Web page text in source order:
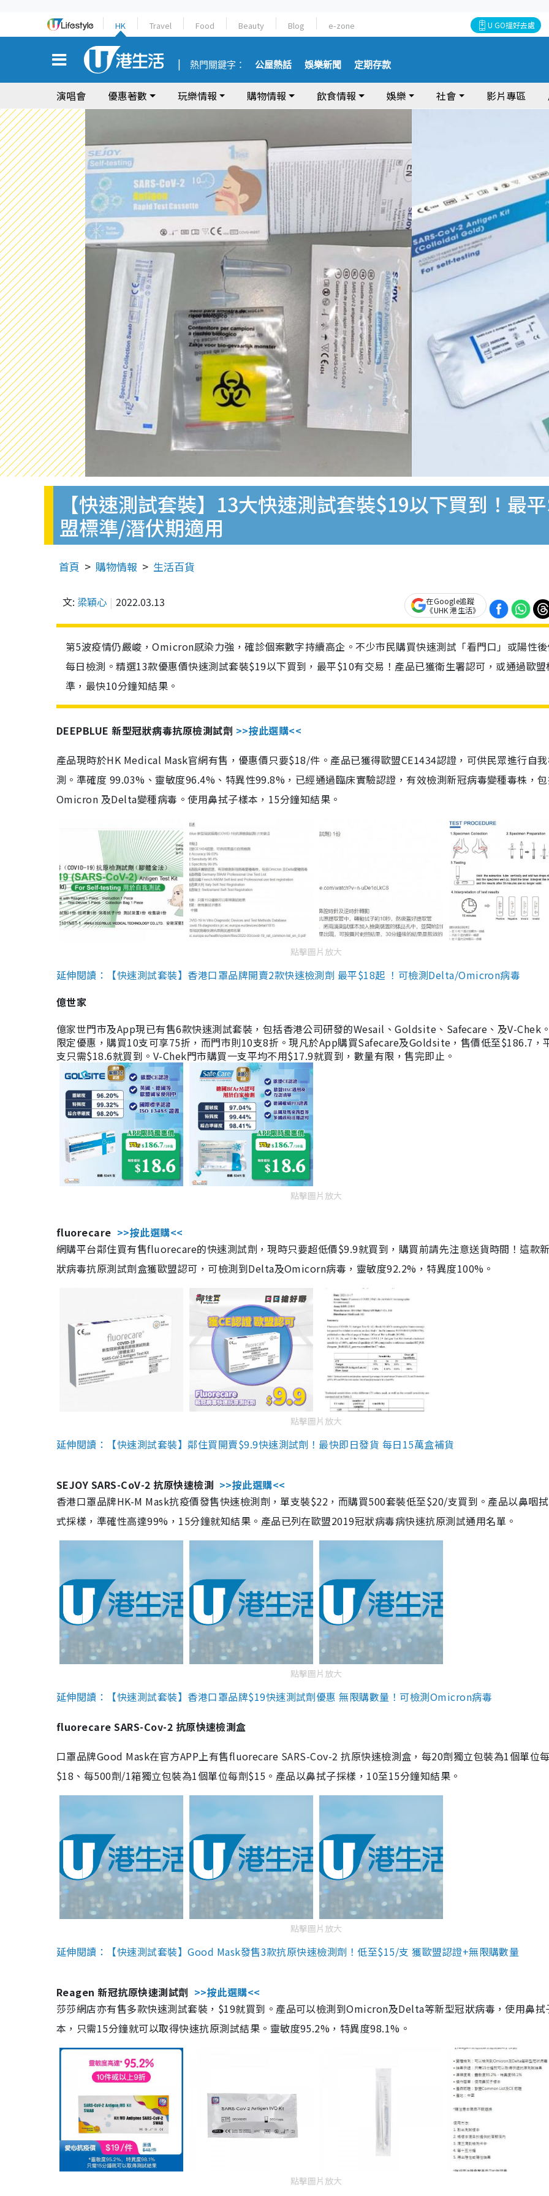
HK Travel Food Beauty Blog e-zone U GO搵好去處
熱門關鍵字： 公屋熱話 娛樂新聞 定期存款
演唱會 優惠著數 玩樂情報 購物情報 飲食情報 娛樂 社會 影片專區
【快速測試套裝】13大快速測試套裝$19以下買到！最
盟標準/潛伏期適用
首頁 購物情報 生活百貨
文: 梁穎心 2022.03.13
在Google追蹤
《UHK 港生活》
第5波疫情仍嚴峻，Omicron感染力強，確診個案數字持續高企。不少市民購買快速測試「看門口」或陽性
每日檢測。精選13款優惠價快速測試套裝$19以下買到，最平$10有交易！產品已獲衛生署認可，或通過歐盟
準，最快10分鐘知結果。
DEEPBLUE 新型冠狀病毒抗原檢測試劑 >>按此選購<<
產品現時於HK Medical Mask官網有售，優惠價只要$18/件。產品已獲得歐盟CE1434認證，可供民眾進行自
測。準確度 99.03%、靈敏度96.4%、特異性99.8%，已經通過臨床實驗認證，有效檢測新冠病毒變種毒株，
Omicron 及Delta變種病毒。使用鼻拭子樣本，15分鐘知結果。
點擊圖片放大
延伸閱讀：【快速測試套裝】香港口罩品牌開賣2款快速檢測劑 最平$18起 ！可檢測Delta/Omicron病毒
億世家
億家世門市及App現已有售6款快速測試套裝，包括香港公司研發的Wesail、Goldsite、Safecare、及V-Chek
限定優惠，購買10支可享75折，而門市則10支8折。現凡於App購買Safecare及Goldsite，售價低至$186.7，
支只需$18.6就買到。V-Chek門市購買一支平均不用$17.9就買到，數量有限，售完即止。
點擊圖片放大
fluorecare >>按此選購<<
網購平台鄰住買有售fluorecare的快速測試劑，現時只要超低價$9.9就買到，購買前請先注意送貨時間！這款
狀病毒抗原測試劑盒獲歐盟認可，可檢測到Delta及Omicorn病毒，靈敏度92.2%，特異度100%。
點擊圖片放大
延伸閱讀：【快速測試套裝】鄰住買開賣$9.9快速測試劑！最快即日發貨 每日15萬盒補貨
SEJOY SARS-CoV-2 抗原快速檢測 >>按此選購<<
香港口罩品牌HK-M Mask抗疫價發售快速檢測劑，單支裝$22，而購買500套裝低至$20/支買到。產品以鼻咽
式採樣，準確性高達99%，15分鐘就知結果。產品已列在歐盟2019冠狀病毒病快速抗原測試通用名單。
點擊圖片放大
延伸閱讀：【快速測試套裝】香港口罩品牌$19快速測試劑優惠 無限購數量！可檢測Omicron病毒
fluorecare SARS-Cov-2 抗原快速檢測盒
口罩品牌Good Mask在官方APP上有售fluorecare SARS-Cov-2 抗原快速檢測盒，每20劑獨立包裝為1個單位
$18、每500劑/1箱獨立包裝為1個單位每劑$15。產品以鼻拭子採樣，10至15分鐘知結果。
點擊圖片放大
延伸閱讀：【快速測試套裝】Good Mask發售3款抗原快速檢測劑！低至$15/支 獲歐盟認證+無限購數量
Reagen 新冠抗原快速測試劑 >>按此選購<<
莎莎網店亦有售多款快速測試套裝，$19就買到。產品可以檢測到Omicron及Delta等新型冠狀病毒，使用鼻拭
本，只需15分鐘就可以取得快速抗原測試結果。靈敏度95.2%，特異度98.1%。
點擊圖片放大